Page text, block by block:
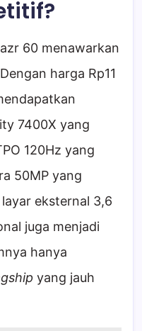
60 menawarkan
harga Rp11
7400X yang
120Hz yang
50MP yang
eksternal 3,6
juga menjadi
hanya
yang jauh